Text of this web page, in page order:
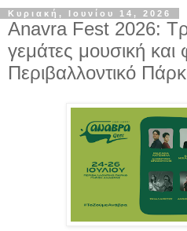
Κυριακή, Ιουνίου 14, 2026
Anavra Fest 2026:
γεμάτες μουσική
Περιβαλλοντικό